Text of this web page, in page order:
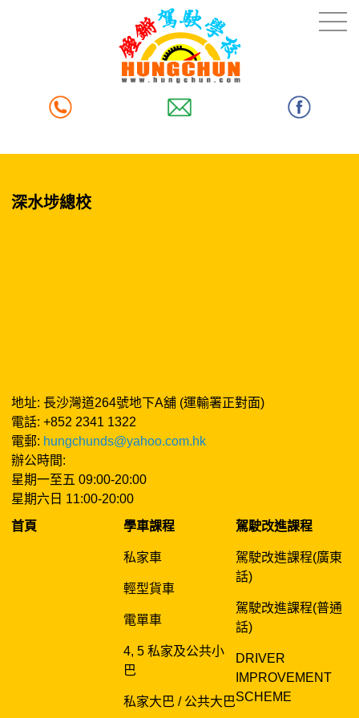
深水埗總校
地址: 長沙灣道264號地下A舖 (運輸署正對面)
電話: +852 2341 1322
電郵: hungchunds@yahoo.com.hk
辦公時間:
星期一至五 09:00-20:00
星期六日 11:00-20:00
首頁
學車課程
私家車
輕型貨車
電單車
4, 5 私家及公共小
巴
私家大巴 / 公共大巴
駕駛改進課程
駕駛改進課程(廣東
話)
駕駛改進課程(普通
話)
DRIVER
IMPROVEMENT
SCHEME